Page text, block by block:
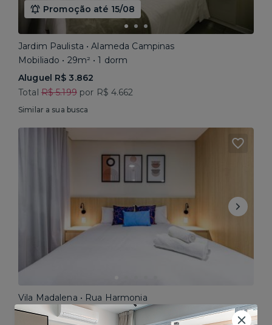
Promoção até 15/08
Jardim Paulista • Alameda Campinas
Mobiliado • 29m² • 1 dorm
Aluguel R$ 3.862
Total R$ 5.199por R$ 4.662
Similar a sua busca
Vila Madalena • Rua Harmonia
Mobiliado • 30m² • Studio